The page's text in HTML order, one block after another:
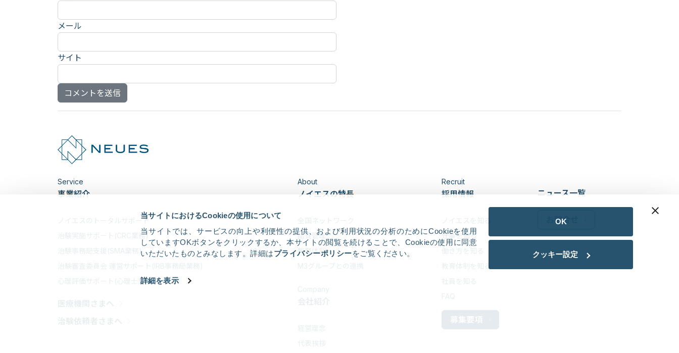
当サイトにおけるCookieの使用について
当サイトでは、サービスの向上や利便性の提供、および利用状況の分析のためにCookieを使用
していますOKボタンをクリックするか、本サイトの閲覧を続けることで、Cookieの使用に同意
いただいたものとみなします。詳細はプライバシーポリシーをご覧ください。
詳細を表示
OK
クッキー設定
メール
サイト
Service
事業紹介
ノイエスのトータルサポート
治験実施サポート(CRC業務)
治験事務局支援(SMA業務)
心理評価サポート(心理士業務)
About
ノイエスの特長
品質管理
教育体制
Recruit
採用情報
仕事を知る
教育体制を知る
募集要項
ニュース一覧
お問合せ